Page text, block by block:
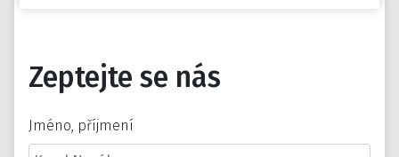
Zeptejte se nás
Jméno, příjmení